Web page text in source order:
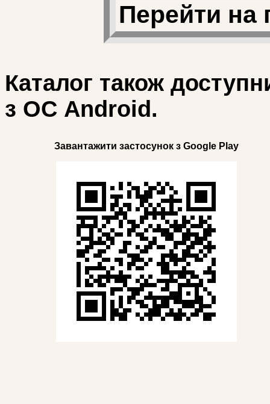
Перейти на
Каталог також
з ОС Android.
Завантажити застосунок з Google Play